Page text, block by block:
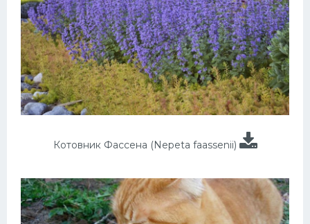
Котовник Фассена (Nepeta faassenii)